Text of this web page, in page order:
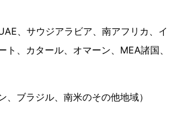
、サウジアラビア、南アフリカ、イ
ト、カタール、オマーン、MEA諸国、
、ブラジル、南米のその他地域）